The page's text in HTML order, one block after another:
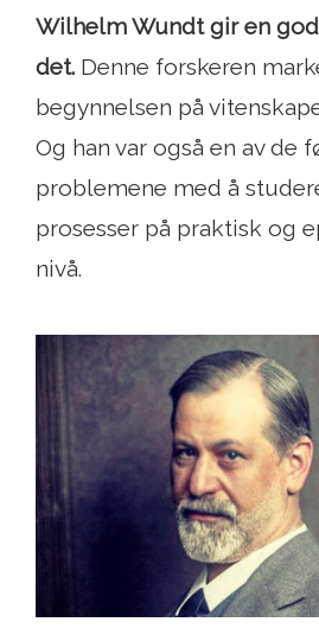
Wilhelm Wundt gir en
det. Denne forskeren
begynnelsen på
Og han var også en av de
problemene med å
prosesser på praktisk og
nivå.